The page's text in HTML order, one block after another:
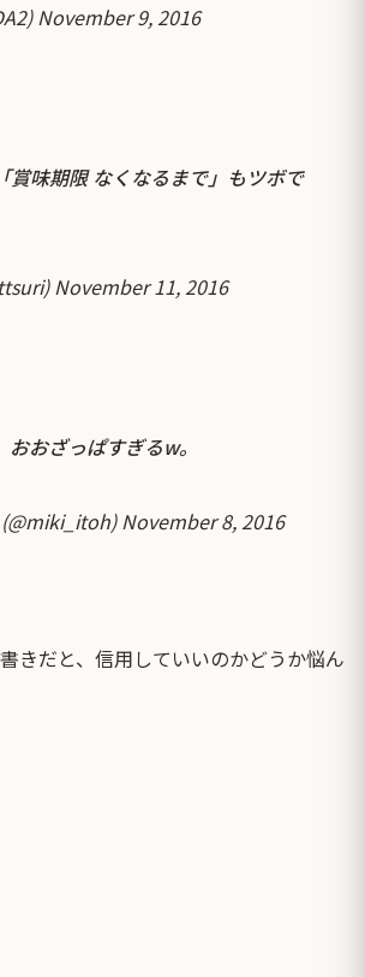
November 9, 2016
賞味期限 なくなるまで」もツボで
November 11, 2016
おざっぱすぎるw。
November 8, 2016
きだと、信用していいのかどうか悩ん